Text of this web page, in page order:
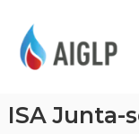
ISA Junta-